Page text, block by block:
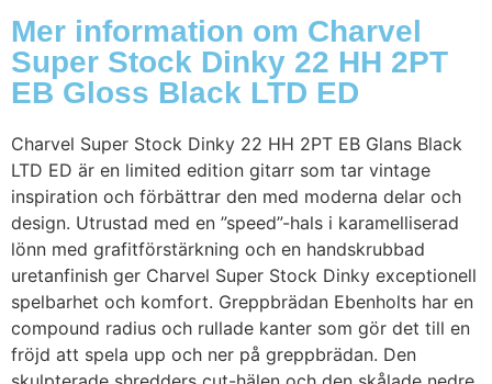
Mer information om Charvel
Super Stock Dinky 22 HH 2PT
EB Gloss Black LTD ED
Charvel Super Stock Dinky 22 HH 2PT EB Glans Black
LTD ED är en limited edition gitarr som tar vintage
inspiration och förbättrar den med moderna delar och
design. Utrustad med en ”speed”-hals i karamelliserad
lönn med grafitförstärkning och en handskrubbad
uretanfinish ger Charvel Super Stock Dinky exceptionell
spelbarhet och komfort. Greppbrädan Ebenholts har en
compound radius och rullade kanter som gör det till en
fröjd att spela upp och ner på greppbrädan. Den